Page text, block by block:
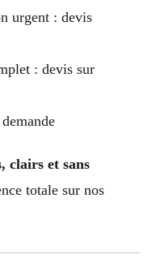
urgent : devis
: devis sur
clairs et sans
totale sur nos